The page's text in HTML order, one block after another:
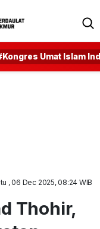
Umat Islam
, 06 Dec 2025, 08:24 WIB
Thohir,